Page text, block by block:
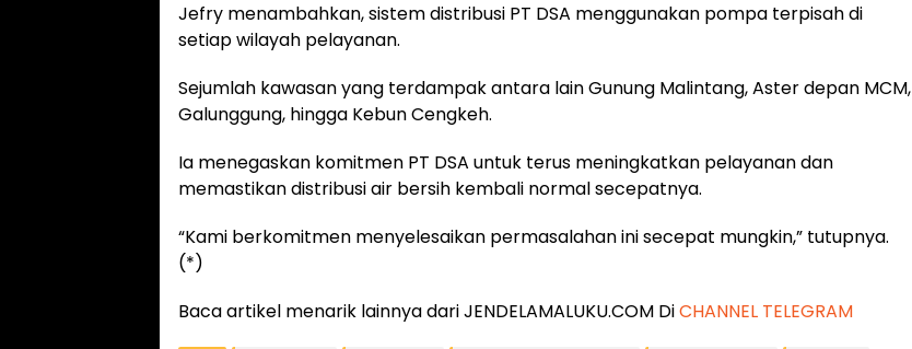
Jefry menambahkan, sistem distribusi PT DSA menggunakan pompa terpisah di
setiap wilayah pelayanan.
Sejumlah kawasan yang terdampak antara lain Gunung Malintang, Aster depan MCM,
Galunggung, hingga Kebun Cengkeh.
Ia menegaskan komitmen PT DSA untuk terus meningkatkan pelayanan dan
memastikan distribusi air bersih kembali normal secepatnya.
“Kami berkomitmen menyelesaikan permasalahan ini secepat mungkin,” tutupnya.
(*)
Baca artikel menarik lainnya dari JENDELAMALUKU.COM DiCHANNEL TELEGRAM